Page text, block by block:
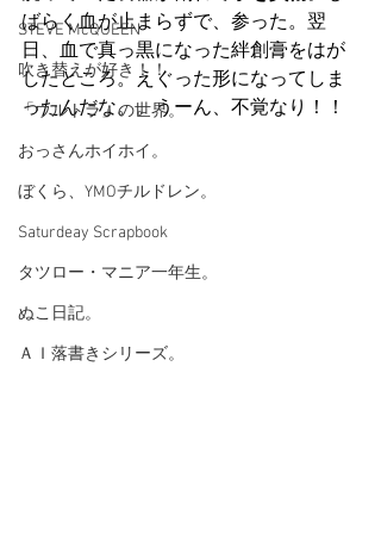
STEVE McQUEEN
吹き替えが好き！！
「ウルトラ」の世界。
おっさんホイホイ。
ぼくら、YMOチルドレン。
Saturdeay Scrapbook
タツロー・マニア一年生。
ぬこ日記。
ＡＩ落書きシリーズ。
ばらく血が止まらずで、参った。翌
日、血で真っ黒になった絆創膏をはが
したところ。えぐった形になってしま
ったんだな。。うーん、不覚なり！！